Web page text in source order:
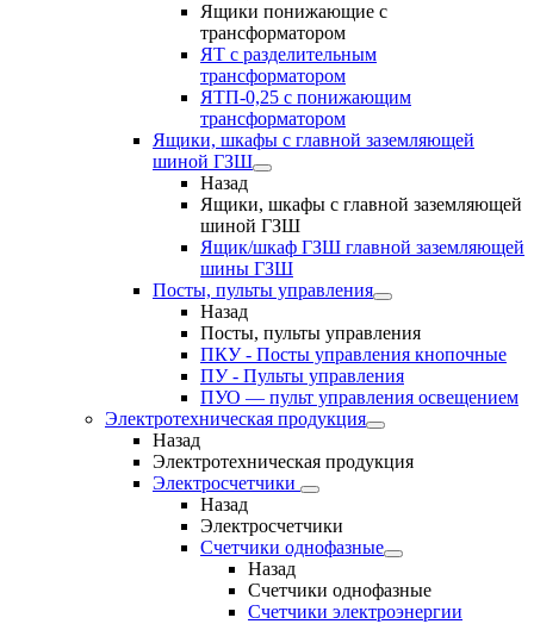
Ящики понижающие с
трансформатором
ЯТ с разделительным
трансформатором
ЯТП-0,25 с понижающим
трансформатором
Ящики, шкафы с главной заземляющей
шиной ГЗШ
Назад
Ящики, шкафы с главной заземляющей
шиной ГЗШ
Ящик/шкаф ГЗШ главной заземляющей
шины ГЗШ
Посты, пульты управления
Назад
Посты, пульты управления
ПКУ - Посты управления кнопочные
ПУ - Пульты управления
ПУО — пульт управления освещением
Электротехническая продукция
Назад
Электротехническая продукция
Электросчетчики
Назад
Электросчетчики
Счетчики однофазные
Назад
Счетчики однофазные
Счетчики электроэнергии